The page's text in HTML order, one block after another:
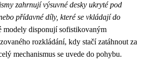
zahrnují výsuvné desky ukryté pod
přídavné díly, které se vkládají do
modely disponují sofistikovaným
rozkládání, kdy stačí zatáhnout za
mechanismus se uvede do pohybu.